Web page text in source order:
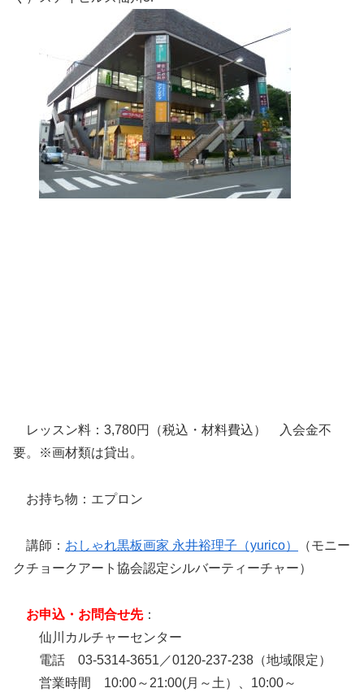
レッスン料：3,780円（税込・材料費込） 入会金不
要。※画材類は貸出。
お持ち物：エプロン
講師： おしゃれ黒板画家 永井裕理子（yurico）
（モニー
クチョークアート協会認定シルバーティーチャー）
お申込・お問合せ先：
仙川カルチャーセンター
電話 03-5314-3651／0120-237-238（地域限定）
営業時間 10:00～21:00(月～土）、10:00～